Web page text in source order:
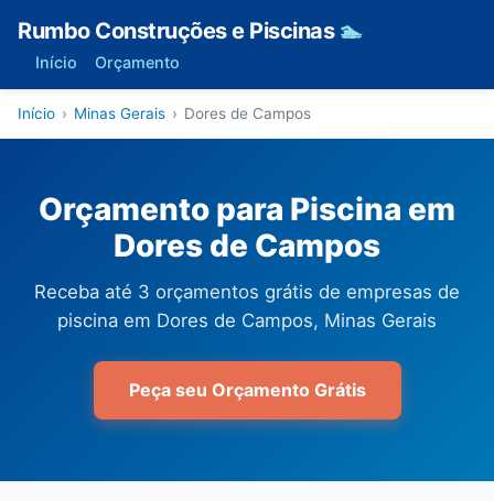
Rumbo Construções e Piscinas 🏊
Início Orçamento
Início › Minas Gerais › Dores de Campos
Orçamento para Piscina em
Dores de Campos
Receba até 3 orçamentos grátis de empresas de
piscina em Dores de Campos, Minas Gerais
Peça seu Orçamento Grátis